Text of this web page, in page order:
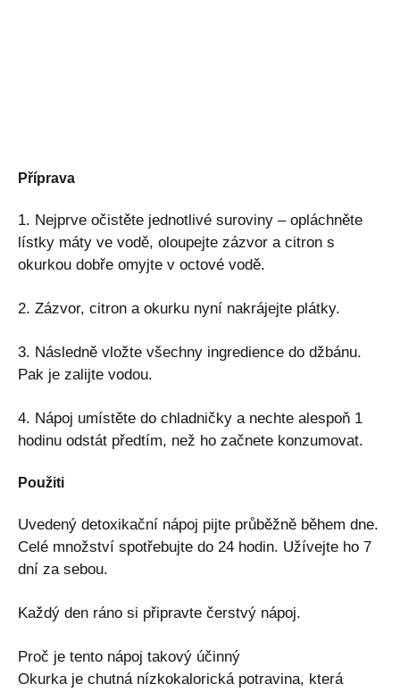
Příprava
1. Nejprve očistěte jednotlivé suroviny – opláchněte
lístky máty ve vodě, oloupejte zázvor a citron s
okurkou dobře omyjte v octové vodě.
2. Zázvor, citron a okurku nyní nakrájejte plátky.
3. Následně vložte všechny ingredience do džbánu.
Pak je zalijte vodou.
4. Nápoj umístěte do chladničky a nechte alespoň 1
hodinu odstát předtím, než ho začnete konzumovat.
Použiti
Uvedený detoxikační nápoj pijte průběžně během dne.
Celé množství spotřebujte do 24 hodin. Užívejte ho 7
dní za sebou.
Každý den ráno si připravte čerstvý nápoj.
Proč je tento nápoj takový účinný
Okurka je chutná nízkokalorická potravina, která